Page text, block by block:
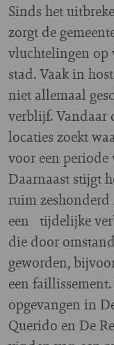
Sinds het
zorgt de
vluchtelingen op
stad. Vaak in
niet allemaal
verblijf. Vandaar
locaties zoekt
voor een periode
Daarnaast stijgt
ruim
een tijdelijke
die door
geworden,
een
opgevangen in
Querido en De